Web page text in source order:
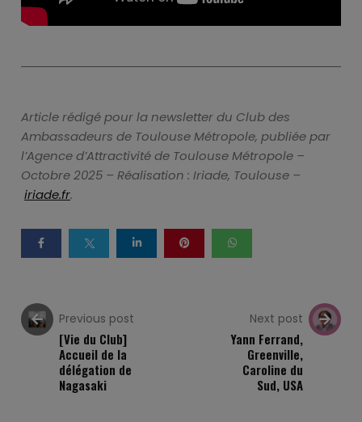
Article rédigé pour la newsletter du Club des
Ambassadeurs de Toulouse Métropole, publiée par
l’Agence d’Attractivité de Toulouse Métropole –
Octobre 2025 – Réalisation : Iriade, Toulouse –
iriade.fr.
Previous post
[Vie du Club]
Accueil de la
délégation de
Nagasaki
Next post
Yann Ferrand,
Greenville,
Caroline du
Sud, USA